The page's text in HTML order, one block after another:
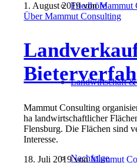
Friedhöfe
Landwirtschaft
Nachfolge
1. August 2019 vonMammut
Über Mammut Consulting
Mammut Consulting
ha landwirtschaftlicher
Flensburg. Die Flächen sind
Interesse.
18. Juli 2019 vonMammut